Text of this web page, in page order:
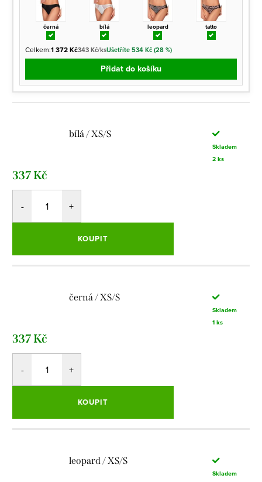
černá bílá leopard tatto
Celkem:1 372 Kč343 Kč/ksUšetříte 534 Kč (28 %)
Přidat do košíku
bílá / XS/S
Skladem
2 ks
337 Kč
KOUPIT
černá / XS/S
Skladem
1 ks
337 Kč
KOUPIT
leopard / XS/S
Skladem